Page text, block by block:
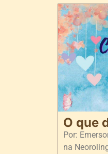
O que
Por:
na